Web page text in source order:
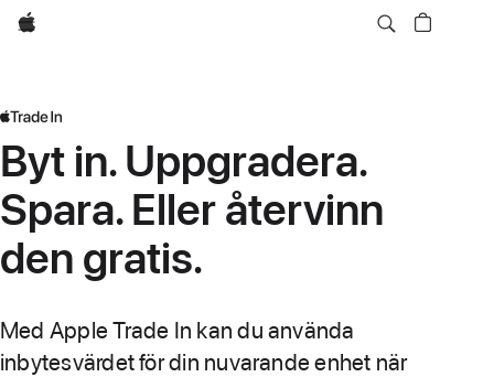
Apple
Byt in. Uppgradera.
Spara. Eller återvinn
den gratis.
Med Apple Trade In kan du använda
inbytesvärdet för din nuvarande enhet när